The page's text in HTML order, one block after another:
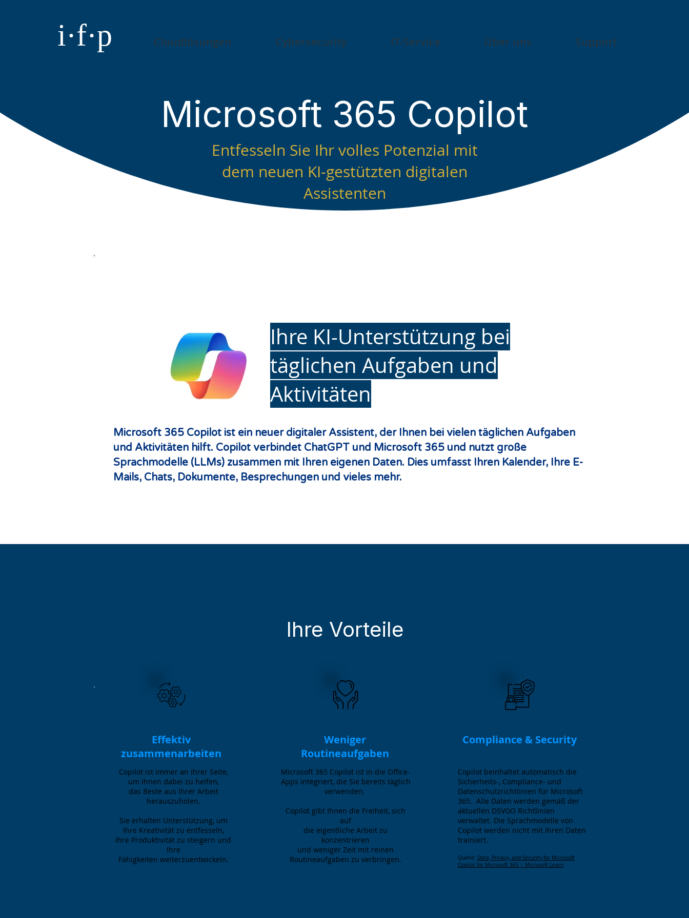
i·f·p Cloudlösungen Cybersecurity IT-Service Über uns Support
Microsoft 365 Copilot
Entfesseln Sie Ihr volles Potenzial mit
dem neuen KI‑gestützten digitalen
Assistenten
Ihre KI-Unterstützung bei
täglichen Aufgaben und
Aktivitäten
Microsoft 365 Copilot ist ein neuer digitaler Assistent, der Ihnen bei vielen täglichen Aufgaben
und Aktivitäten hilft. Copilot verbindet ChatGPT und Microsoft 365 und nutzt große
Sprachmodelle (LLMs) zusammen mit Ihren eigenen Daten. Dies umfasst Ihren Kalender, Ihre E-
Mails, Chats, Dokumente, Besprechungen und vieles mehr.
Ihre Vorteile
Effektiv
zusammenarbeiten
Copilot ist immer an Ihrer Seite,
um Ihnen dabei zu helfen,
das Beste aus Ihrer Arbeit
herauszuholen.
Sie erhalten Unterstützung, um
Ihre Kreativität zu entfesseln,
Ihre Produktivität zu steigern und
Ihre
Fähigkeiten weiterzuentwickeln.
Weniger
Routineaufgaben
Microsoft 365 Copilot ist in die Office-
Apps integriert, die Sie bereits täglich
verwenden.
Copilot gibt Ihnen die Freiheit, sich
auf
die eigentliche Arbeit zu
konzentrieren
und weniger Zeit mit reinen
Routineaufgaben zu verbringen.
Compliance & Security
Copilot beinhaltet automatisch die
Sicherheits-, Compliance- und
Datenschutzrichtlinien für Microsoft
365. Alle Daten werden gemäß der
aktuellen DSVGO Richtlinien
verwaltet. Die Sprachmodelle von
Copilot werden nicht mit Ihren Daten
trainiert.
Quelle: Data, Privacy, and Security for Microsoft
Copilot for Microsoft 365 | Microsoft Learn